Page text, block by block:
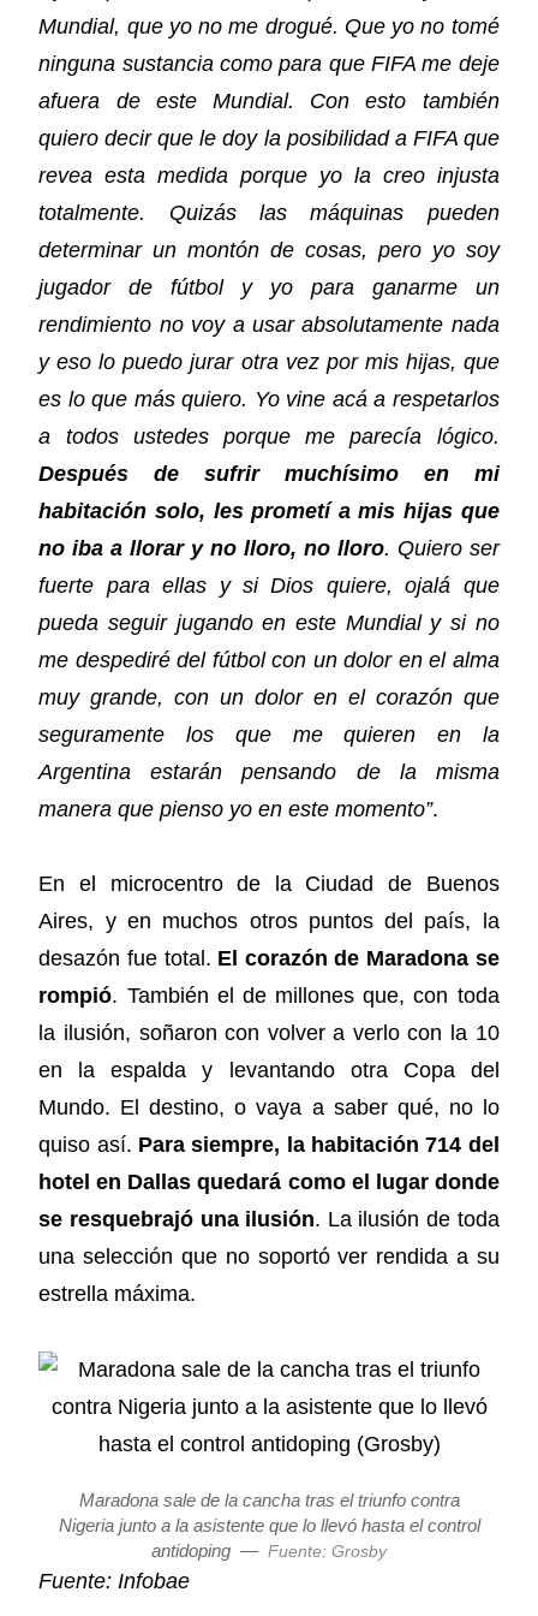
Mundial, que yo no me drogué. Que yo no tomé
ninguna sustancia como para que FIFA me deje
afuera de este Mundial. Con esto también
quiero decir que le doy la posibilidad a FIFA que
revea esta medida porque yo la creo injusta
totalmente. Quizás las máquinas pueden
determinar un montón de cosas, pero yo soy
jugador de fútbol y yo para ganarme un
rendimiento no voy a usar absolutamente nada
y eso lo puedo jurar otra vez por mis hijas, que
es lo que más quiero. Yo vine acá a respetarlos
a todos ustedes porque me parecía lógico.
Después de sufrir muchísimo en mi
habitación solo, les prometí a mis hijas que
no iba a llorar y no lloro, no lloro. Quiero ser
fuerte para ellas y si Dios quiere, ojalá que
pueda seguir jugando en este Mundial y si no
me despediré del fútbol con un dolor en el alma
muy grande, con un dolor en el corazón que
seguramente los que me quieren en la
Argentina estarán pensando de la misma
manera que pienso yo en este momento”.
En el microcentro de la Ciudad de Buenos
Aires, y en muchos otros puntos del país, la
desazón fue total. El corazón de Maradona se
rompió. También el de millones que, con toda
la ilusión, soñaron con volver a verlo con la 10
en la espalda y levantando otra Copa del
Mundo. El destino, o vaya a saber qué, no lo
quiso así. Para siempre, la habitación 714 del
hotel en Dallas quedará como el lugar donde
se resquebrajó una ilusión. La ilusión de toda
una selección que no soportó ver rendida a su
estrella máxima.
Maradona sale de la cancha tras el triunfo contra
Nigeria junto a la asistente que lo llevó hasta el control
antidoping — Fuente: Grosby
Fuente: Infobae